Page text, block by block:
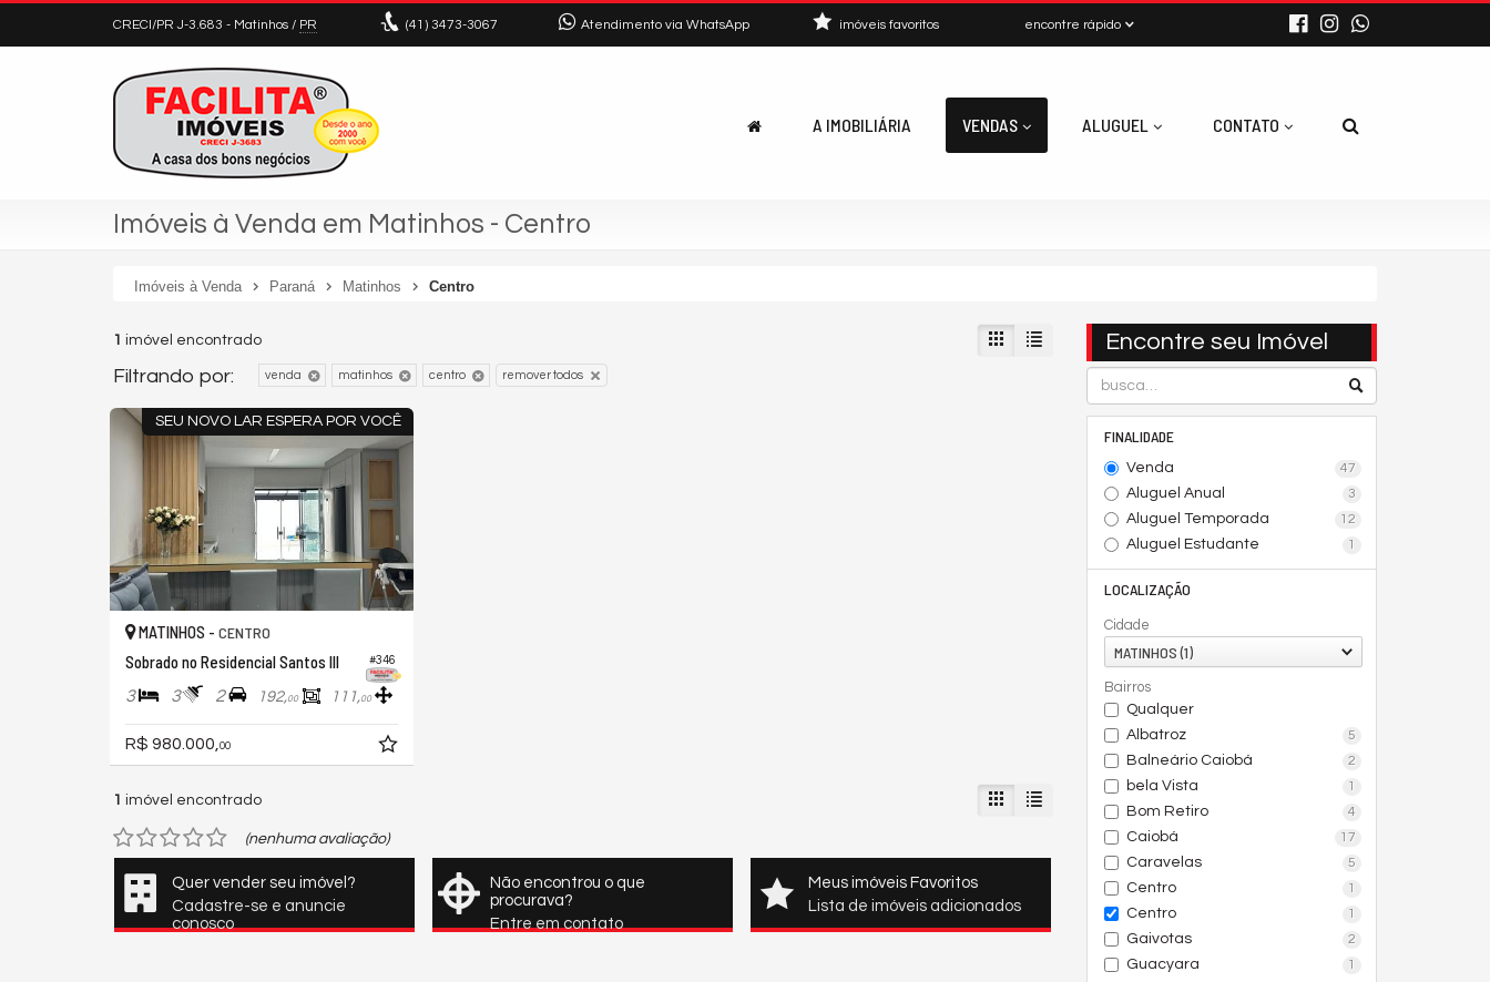
CRECI/PR J-3.683 - Matinhos / PR (41) 3473-3067 Atendimento via WhatsApp encontre rápido
imóveis favoritos
A IMOBILIÁRIA VENDAS ALUGUEL CONTATO
Imóveis à Venda em Matinhos - Centro
Imóveis à Venda Paraná Matinhos Centro
Encontre seu Imóvel
FINALIDADE
Venda 47
Aluguel Anual 3
Aluguel Temporada 12
Aluguel Estudante 1
LOCALIZAÇÃO
Cidade
MATINHOS (1)
Bairros
Qualquer
Albatroz
5
Balneário Caiobá 2
bela Vista 1
Bom Retiro 4
Caiobá 17
Caravelas 5
Centro 1
Centro 1
Gaivotas 2
Guacyara 1
1 imóvel encontrado
Filtrando por: venda matinhos centro remover todos
SEU NOVO LAR ESPERA POR VOCÊ
#346
MATINHOS - CENTRO
Sobrado no Residencial Santos III
3 3 2 192,00 111,00
R$ 980.000, 00
1 imóvel encontrado
(nenhuma avaliação)
Quer vender seu imóvel?
Cadastre-se e anuncie
conosco
Não encontrou o que
procurava?
Entre em contato
Meus imóveis Favoritos
Lista de imóveis adicionados